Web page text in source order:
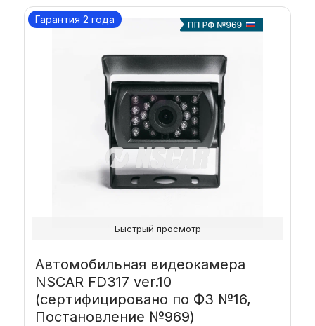
Гарантия 2 года
Автомобильная видеокамера
NSCAR FD317 ver.10
(сертифицировано по ФЗ №16,
Постановление №969)
Быстрый просмотр